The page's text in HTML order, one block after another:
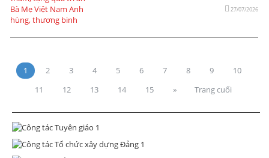
27/07/2026
1 2 3 4 5 6 7 8 9
10
11
12 13 14 15 » Trang cuối